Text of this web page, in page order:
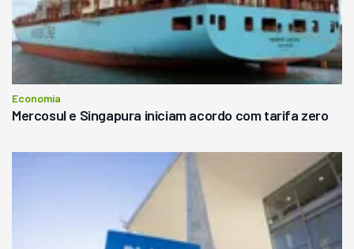
Economia
Mercosul e Singapura iniciam acordo com tarifa zero